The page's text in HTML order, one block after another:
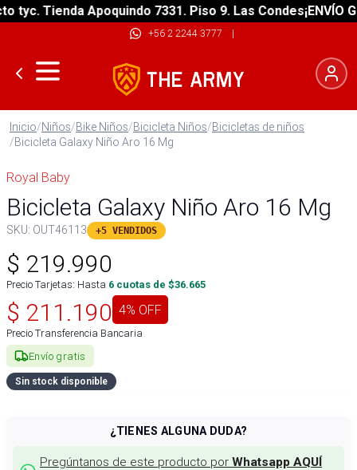
Tienda Apoquindo 7331. Piso 9. Las Condes¡ENVÍO
+56 2 2244 3777 |
Inicio/Niños/Bike Niños/Bicicleta Niños/Bicicletas de niños
/Bicicleta Galaxy Niño Aro 16 Mg
Royal Baby
Bicicleta Galaxy Niño Aro 16 Mg
SKU: OUT46113 +5 VENDIDOS
$ 219.990
Precio Tarjetas: Hasta 6 cuotas de $36.665
$ 211.190 4% OFF
Precio Transferencia Bancaria
Envío gratis
Sin stock disponible
¿TIENES ALGUNA DUDA?
Pregúntanos de este producto por Whatsapp AQUÍ